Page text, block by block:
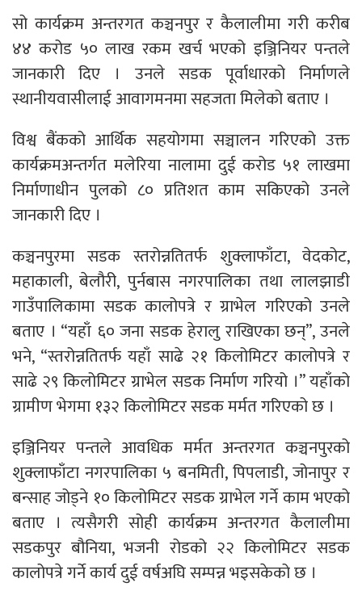
सो कार्यक्रम अन्तरगत कञ्चनपुर र कैलालीमा गरी करीब
४४ करोड ५० लाख रकम खर्च भएको इञ्जिनियर पन्तले
जानकारी दिए । उनले सडक पूर्वाधारको निर्माणले
स्थानीयवासीलाई आवागमनमा सहजता मिलेको बताए ।
विश्व बैंकको आर्थिक सहयोगमा सञ्चालन गरिएको उक्त
कार्यक्रमअन्तर्गत मलेरिया नालामा दुई करोड ५१ लाखमा
निर्माणाधीन पुलको ८० प्रतिशत काम सकिएको उनले
जानकारी दिए ।
कञ्चनपुरमा सडक स्तरोन्नतितर्फ शुक्लाफाँटा, वेदकोट,
महाकाली, बेलौरी, पुर्नबास नगरपालिका तथा लालझाडी
गाउँपालिकामा सडक कालोपत्रे र ग्राभेल गरिएको उनले
बताए । “यहाँ ६० जना सडक हेरालु राखिएका छन्”, उनले
भने, “स्तरोन्नतितर्फ यहाँ साढे २१ किलोमिटर कालोपत्रे र
साढे २९ किलोमिटर ग्राभेल सडक निर्माण गरियो ।” यहाँको
ग्रामीण भेगमा १३२ किलोमिटर सडक मर्मत गरिएको छ ।
इञ्जिनियर पन्तले आवधिक मर्मत अन्तरगत कञ्चनपुरको
शुक्लाफाँटा नगरपालिका ५ बनमिती, पिपलाडी, जोनापुर र
बन्साह जोड्ने १० किलोमिटर सडक ग्राभेल गर्ने काम भएको
बताए । त्यसैगरी सोही कार्यक्रम अन्तरगत कैलालीमा
सडकपुर बौनिया, भजनी रोडको २२ किलोमिटर सडक
कालोपत्रे गर्ने कार्य दुई वर्षअघि सम्पन्न भइसकेको छ ।